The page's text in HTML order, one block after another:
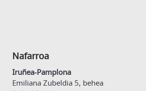
Nafarroa
Iruñea-Pamplona
Emiliana Zubeldia 5, behea